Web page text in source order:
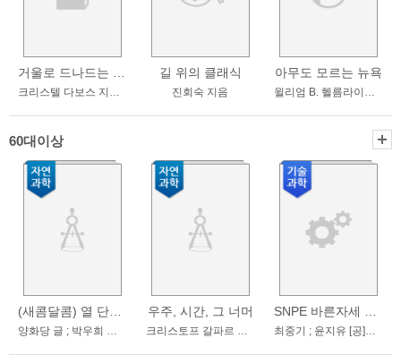
크리스텔 다보스 지음 ; 이진희 옮김
길 위의 클래식
진회숙 지음
아무도 모르는 뉴욕
윌리엄 B. 헬름라이히 지음 ; 딜런 유 옮김
60대이상
양화당 글 ; 박우희 그림
우주, 시간, 그 너머
크리스토프 갈파르 지음 ; 김승욱 옮김 최중기 ; 윤지유 [공]지음